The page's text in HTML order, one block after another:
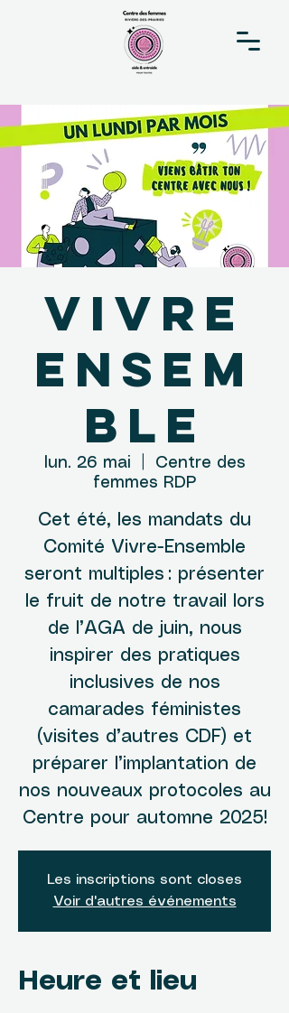
Vivre
Ensem
ble
lun. 26 mai
Centre des
femmes RDP
Cet été, les mandats du
Comité Vivre-Ensemble
seront multiples : présenter
le fruit de notre travail lors
de l’AGA de juin, nous
inspirer des pratiques
inclusives de nos
camarades féministes
(visites d’autres CDF) et
préparer l’implantation de
nos nouveaux protocoles au
Centre pour automne 2025!
Les inscriptions sont closes
Voir d'autres événements
Heure et lieu